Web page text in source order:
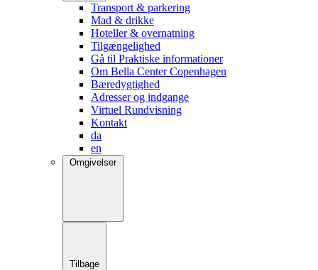
Transport & parkering
Mad & drikke
Hoteller & overnatning
Tilgængelighed
Gå til Praktiske informationer
Om Bella Center Copenhagen
Bæredygtighed
Adresser og indgange
Virtuel Rundvisning
Kontakt
da
en
Omgivelser
Tilbage